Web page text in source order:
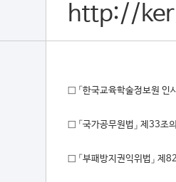
http://
□ 「한국교육학술정보원 인
□ 「국가공무원법」 제33조
□ 「부패방지권익위법」 제